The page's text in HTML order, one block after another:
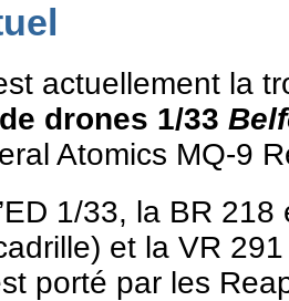
actuellement la
drones 1/33
Atomics MQ-9
1/33, la BR
et la VR
porté par les